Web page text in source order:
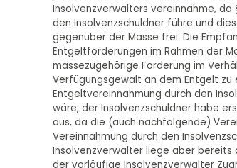
Insolvenzverwalters vereinnahme, da
den Insolvenzschuldner führe und
gegenüber der Masse frei. Die
Entgeltforderungen im Rahmen der
massezugehörige Forderung im
Verfügungsgewalt an dem Entgelt zu
Entgeltvereinnahmung durch den
wäre, der Insolvenzschuldner habe
aus, da die (auch nachfolgende)
Vereinnahmung durch den
Insolvenzverwalter liege aber bereits
der vorläufige Insolvenzverwalter